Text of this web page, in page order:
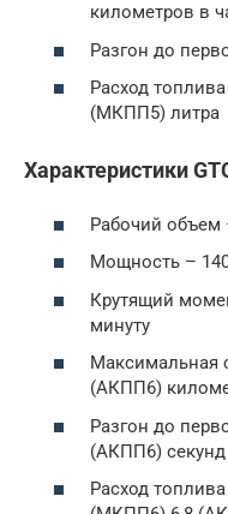
километров в
Разгон до
Расход
(МКПП5) литра
Характеристики
Рабочий объем
Мощность –
Крутящий
минуту
Максимальная
(АКПП6)
Разгон до
(АКПП6) секунд
Расход